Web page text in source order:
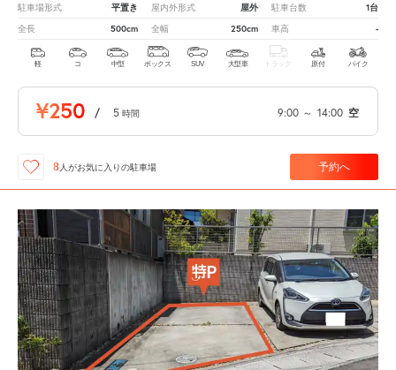
駐車場形式 平置き 屋内外形式 屋外 駐車台数 1台
全長 500cm 全幅 250cm 車高 -
軽 コ 中型 ボックス SUV 大型車 トラック 原付 バイク
¥250 / 5 時間 9:00 ～ 14:00 空
8人がお気に入りの駐車場 予約へ